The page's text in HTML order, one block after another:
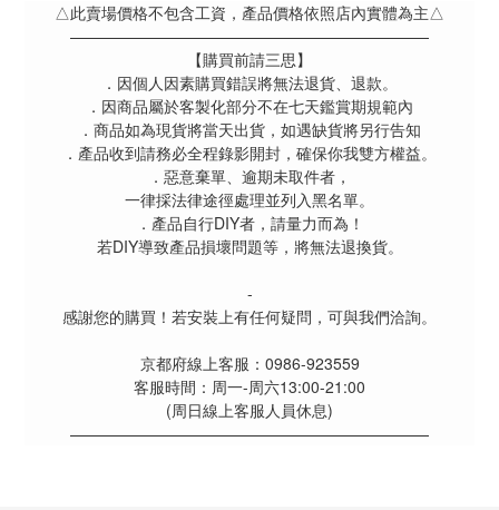
△此賣場價格不包含工資，產品價格依照店內實體為主△
———————————————————————
【購買前請三思】
．因個人因素購買錯誤將無法退貨、退款。
．因商品屬於客製化部分不在七天鑑賞期規範內
．商品如為現貨將當天出貨，如遇缺貨將另行告知
．產品收到請務必全程錄影開封，確保你我雙方權益。
．惡意棄單、逾期未取件者，
一律採法律途徑處理並列入黑名單。
．產品自行DIY者，請量力而為！
若DIY導致產品損壞問題等，將無法退換貨。
-
感謝您的購買！若安裝上有任何疑問，可與我們洽詢。
京都府線上客服：0986-923559
客服時間：周一-周六13:00-21:00
(周日線上客服人員休息)
———————————————————————